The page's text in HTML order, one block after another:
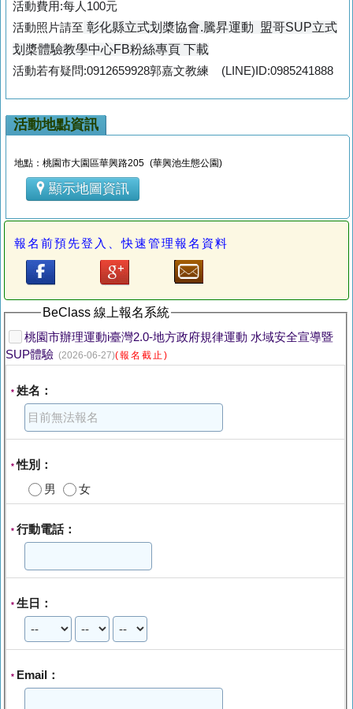
活動費用:每人100元
活動照片請至 彰化縣立式划槳協會.騰昇運動 盟哥SUP立式
划槳體驗教學中心FB粉絲專頁 下載
活動若有疑問:0912659928郭嘉文教練 (LINE)ID:0985241888
活動地點資訊
地點：桃園市大園區華興路205 (華興池生態公園)
顯示地圖資訊
報名前預先登入、快速管理報名資料
BeClass 線上報名系統
桃園市辦理運動i臺灣2.0-地方政府規律運動 水域安全宣導暨
SUP體驗 (2026-06-27)(報名截止)
* 姓名：
*性別：
男
女
* 行動電話：
* 生日：
* Email：